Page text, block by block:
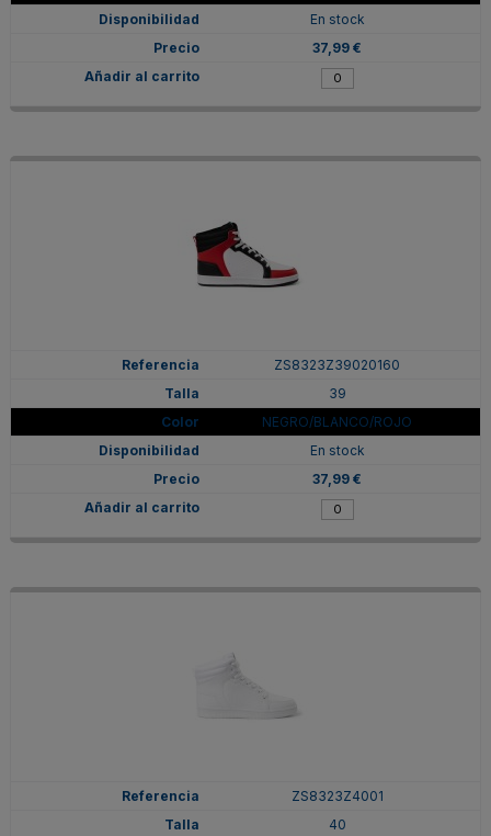
En stock
37,99 €
ZS8323Z39020160
39
NEGRO/BLANCO/ROJO
En stock
37,99 €
ZS8323Z4001
40